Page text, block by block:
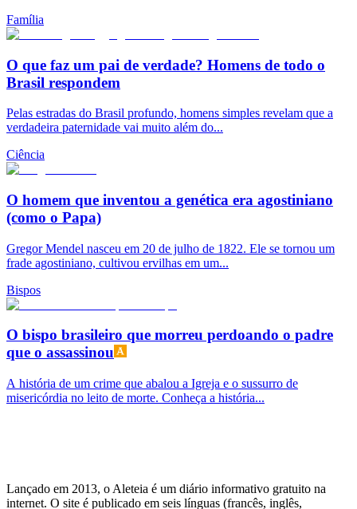
Família
O que faz um pai de verdade? Homens de todo o
Brasil respondem
Pelas estradas do Brasil profundo, homens simples revelam que a
verdadeira paternidade vai muito além do...
Ciência
O homem que inventou a genética era agostiniano
(como o Papa)
Gregor Mendel nasceu em 20 de julho de 1822. Ele se tornou um
frade agostiniano, cultivou ervilhas em um...
Bispos
O bispo brasileiro que morreu perdoando o padre
que o assassinou
A história de um crime que abalou a Igreja e o sussurro de
misericórdia no leito de morte. Conheça a história...
Lançado em 2013, o Aleteia é um diário informativo gratuito na
internet. O site é publicado em seis línguas (francês, inglês,